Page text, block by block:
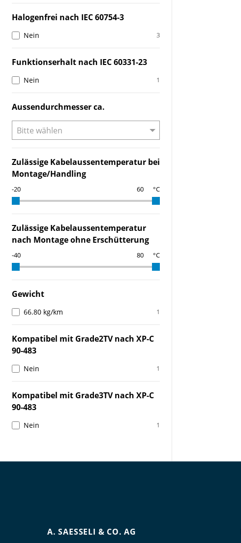
Halogenfrei nach IEC 60754-3
Nein 3
Funktionserhalt nach IEC 60331-23
Nein 1
Aussendurchmesser ca.
Zulässige Kabelaussentemperatur bei
Montage/Handling
°C
Zulässige Kabelaussentemperatur
nach Montage ohne Erschütterung
°C
Gewicht
66.80 kg/km 1
Kompatibel mit Grade2TV nach XP-C
90-483
Nein 1
Kompatibel mit Grade3TV nach XP-C
90-483
Nein 1
A. SAESSELI & CO. AG